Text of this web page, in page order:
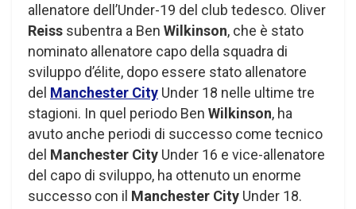
allenatore dell’Under-19 del club tedesco. Oliver
Reiss subentra a Ben Wilkinson, che è stato
nominato allenatore capo della squadra di
sviluppo d’élite, dopo essere stato allenatore
del Manchester City Under 18 nelle ultime tre
stagioni. In quel periodo Ben Wilkinson, ha
avuto anche periodi di successo come tecnico
del Manchester City Under 16 e vice-allenatore
del capo di sviluppo, ha ottenuto un enorme
successo con il Manchester City Under 18.